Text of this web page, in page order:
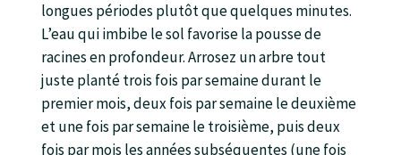
longues périodes plutôt que quelques minutes.
L’eau qui imbibe le sol favorise la pousse de
racines en profondeur. Arrosez un arbre tout
juste planté trois fois par semaine durant le
premier mois, deux fois par semaine le deuxième
et une fois par semaine le troisième, puis deux
fois par mois les années subséquentes (une fois